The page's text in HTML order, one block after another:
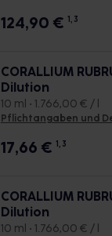
124,90 € 1, 3
CORALLIUM
Dilution
10 ml • 1.766,00 € / l
Pflichtangaben und
17,66 € 1, 3
CORALLIUM
Dilution
10 ml • 1.766,00 € / l